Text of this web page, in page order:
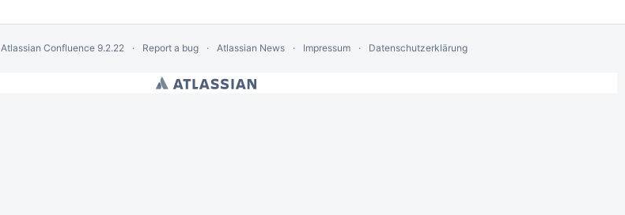
Atlassian Confluence 9.2.22 Report a bug Atlassian News Impressum Datenschutzerklärung